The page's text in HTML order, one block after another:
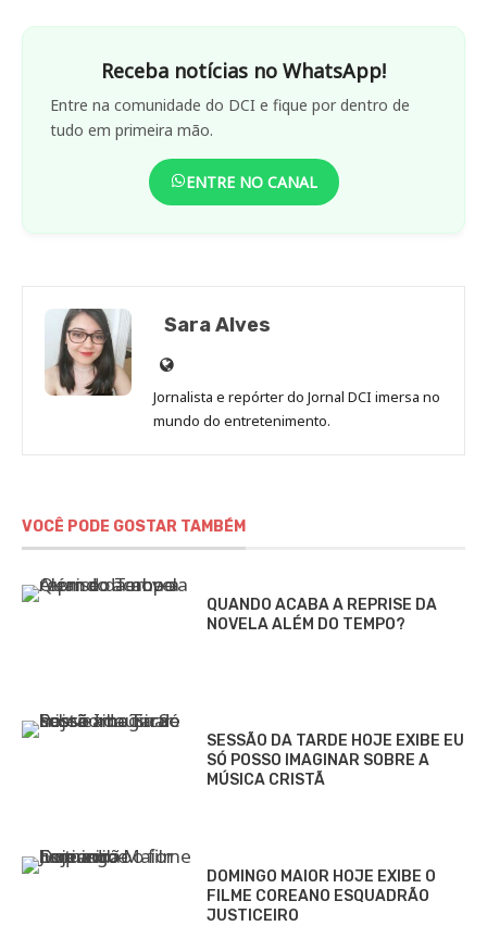
Receba notícias no WhatsApp!
Entre na comunidade do DCI e fique por dentro de
tudo em primeira mão.
ENTRE NO CANAL
Sara Alves
Site
de
Sara
Jornalista e repórter do Jornal DCI imersa no
mundo do entretenimento.
VOCÊ PODE GOSTAR TAMBÉM
QUANDO ACABA A REPRISE DA
NOVELA ALÉM DO TEMPO?
SESSÃO DA TARDE HOJE EXIBE EU
SÓ POSSO IMAGINAR SOBRE A
MÚSICA CRISTÃ
DOMINGO MAIOR HOJE EXIBE O
FILME COREANO ESQUADRÃO
JUSTICEIRO